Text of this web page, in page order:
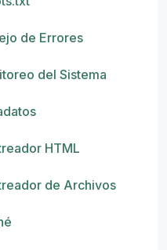
de Errores
del Sistema
HTML
de Archivos